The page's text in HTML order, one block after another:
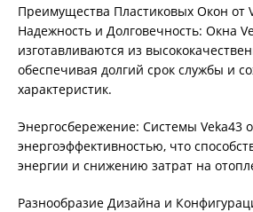
Преимущества Пластиковых Окон от
Надежность и Долговечность: Окна
изготавливаются из
обеспечивая долгий срок службы и
характеристик.
Энергосбережение: Системы Veka43
энергоэффективностью, что
энергии и снижению затрат на
Разнообразие Дизайна и